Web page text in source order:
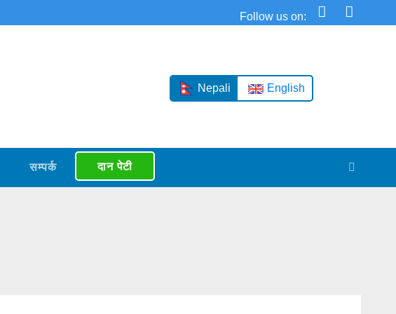
Nepali English
सम्पर्क दान पेटी